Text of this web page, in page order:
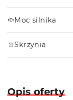
Moc silnika
Skrzynia
Opis oferty